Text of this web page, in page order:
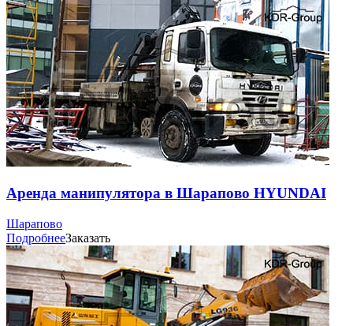
Аренда манипулятора в Шарапово HYUNDAI
Шарапово
ПодробнееЗаказать